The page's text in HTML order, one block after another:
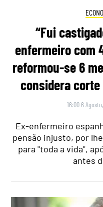
“Fui
enfermeiro com
reformou-se 6
considera
16:00 6
Ex-enfermeiro
pensão injusto, por
para "toda a vida",
antes